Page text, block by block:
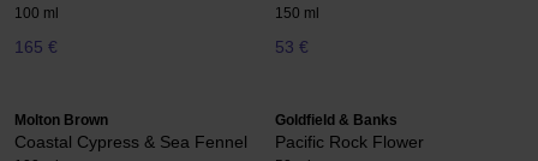
100 ml
165 €
150 ml
53 €
Molton Brown
Coastal Cypress & Sea Fennel
Goldfield & Banks
Pacific Rock Flower